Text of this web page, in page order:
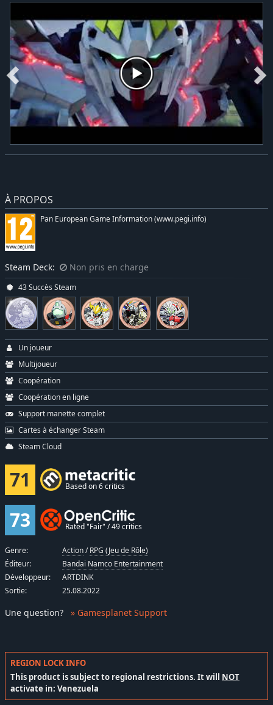
REGION LOCK INFO
This product is subject to regional restrictions. It will NOT
activate in: Venezuela
À PROPOS
Pan European Game Information (www.pegi.info)
Steam Deck: Non pris en charge
43 Succès Steam
Un joueur
Multijoueur
Coopération
Coopération en ligne
Support manette complet
Cartes à échanger Steam
Steam Cloud
71 Based on 6 critics
73 Rated "Fair" / 49 critics
Genre: Action/RPG (Jeu de Rôle)
Éditeur:
Bandai Namco Entertainment
Développeur:
ARTDINK
Sortie:
25.08.2022
Une question? » Gamesplanet Support